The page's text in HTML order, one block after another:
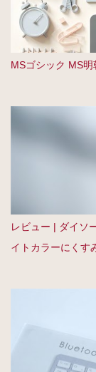
MSゴシック MS
レビュー | ダイソ
イトカラーにくす